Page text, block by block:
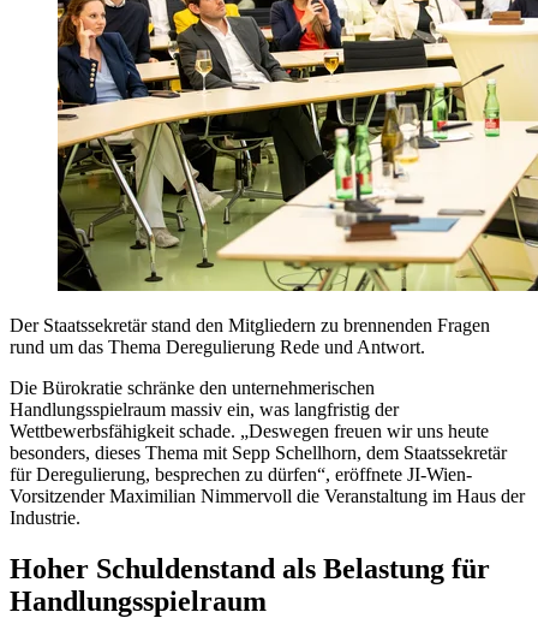
Der Staatssekretär stand den Mitgliedern zu brennenden Fragen
rund um das Thema Deregulierung Rede und Antwort.
Die Bürokratie schränke den unternehmerischen
Handlungsspielraum massiv ein, was langfristig der
Wettbewerbsfähigkeit schade. „Deswegen freuen wir uns heute
besonders, dieses Thema mit Sepp Schellhorn, dem Staatssekretär
für Deregulierung, besprechen zu dürfen“, eröffnete JI-Wien-
Vorsitzender Maximilian Nimmervoll die Veranstaltung im Haus der
Industrie.
Hoher Schuldenstand als Belastung für
Handlungsspielraum